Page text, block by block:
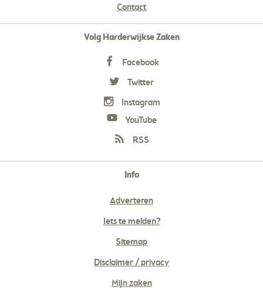
Contact
Volg Harderwijkse Zaken
Facebook
Twitter
Instagram
YouTube
RSS
Info
Adverteren
Iets te melden?
Sitemap
Disclaimer / privacy
Mijn zaken